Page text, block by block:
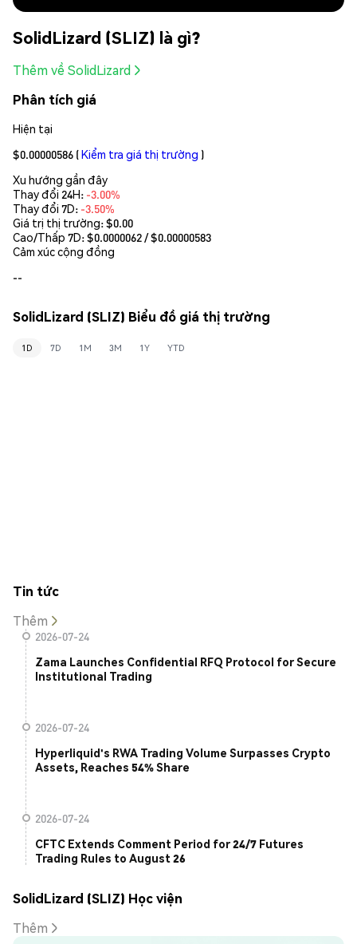
SolidLizard (SLIZ) là gì?
Thêm về SolidLizard
Phân tích giá
Hiện tại
$0.00000586 (Kiểm tra giá thị trường )
Xu hướng gần đây
Thay đổi 24H: -3.00%
Thay đổi 7D: -3.50%
Giá trị thị trường:$0.00
Cao/Thấp 7D: $0.0000062/ $0.00000583
Cảm xúc cộng đồng
--
SolidLizard (SLIZ) Biểu đồ giá thị trường
1D 7D 1M 3M 1Y YTD
Tin tức
Thêm
2026-07-24
Zama Launches Confidential RFQ Protocol for Secure
Institutional Trading
2026-07-24
Hyperliquid's RWA Trading Volume Surpasses Crypto
Assets, Reaches 54% Share
2026-07-24
CFTC Extends Comment Period for 24/7 Futures
Trading Rules to August 26
SolidLizard (SLIZ) Học viện
Thêm